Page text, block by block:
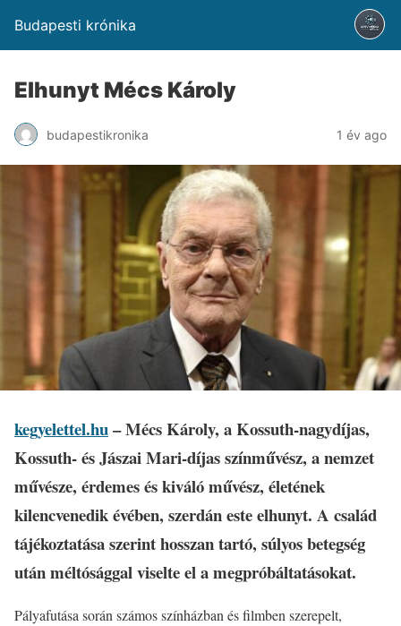
Budapesti krónika
Elhunyt Mécs Károly
budapestikronika 1 év ago
kegyelettel.hu– Mécs Károly, a Kossuth-nagydíjas,
Kossuth- és Jászai Mari-díjas színművész, a nemzet
művésze, érdemes és kiváló művész, életének
kilencvenedik évében, szerdán este elhunyt. A család
tájékoztatása szerint hosszan tartó, súlyos betegség
után méltósággal viselte el a megpróbáltatásokat.
Pályafutása során számos színházban és filmben szerepelt,